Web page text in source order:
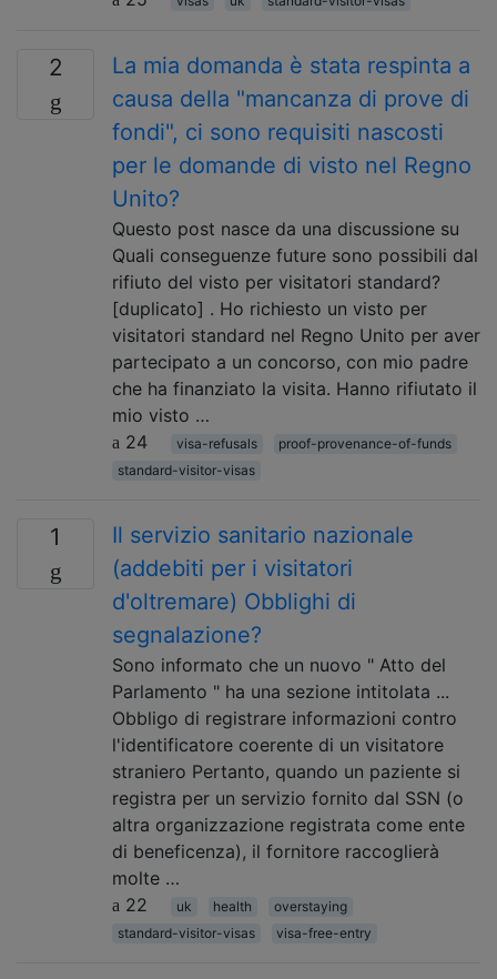
2
La mia domanda è stata respinta a
causa della "mancanza di prove di
fondi", ci sono requisiti nascosti
per le domande di visto nel Regno
Unito?
Questo post nasce da una discussione su
Quali conseguenze future sono possibili dal
rifiuto del visto per visitatori standard?
[duplicato] . Ho richiesto un visto per
visitatori standard nel Regno Unito per aver
partecipato a un concorso, con mio padre
che ha finanziato la visita. Hanno rifiutato il
mio visto …
24
visa-refusals
proof-provenance-of-funds
standard-visitor-visas
1
Il servizio sanitario nazionale
(addebiti per i visitatori
d'oltremare) Obblighi di
segnalazione?
Sono informato che un nuovo " Atto del
Parlamento " ha una sezione intitolata ...
Obbligo di registrare informazioni contro
l'identificatore coerente di un visitatore
straniero Pertanto, quando un paziente si
registra per un servizio fornito dal SSN (o
altra organizzazione registrata come ente
di beneficenza), il fornitore raccoglierà
molte …
22
uk health
overstaying
standard-visitor-visas
visa-free-entry